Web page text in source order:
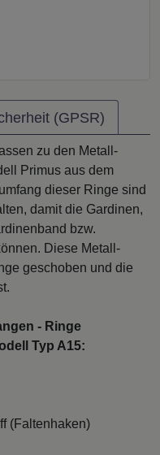
(GPSR)
zu den Metall-
Primus aus dem
dieser Ringe sind
damit die Gardinen,
bzw.
Diese Metall-
geschoben und die
- Ringe
Typ A15:
(Faltenhaken)